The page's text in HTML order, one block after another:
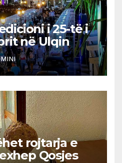
i 25-të i
në Ulqin
rojtarja e
Qosjes